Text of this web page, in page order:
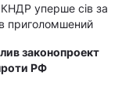
КНДР уперше сів за
приголомшений
законопроект
РФ